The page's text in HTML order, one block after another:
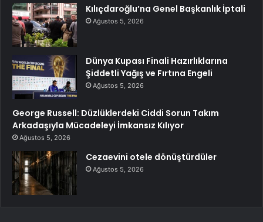
Kılıçdaroğlu’na Genel Başkanlık İptali
Ağustos 5, 2026
Dünya Kupası Finali Hazırlıklarına
Şiddetli Yağış ve Fırtına Engeli
Ağustos 5, 2026
George Russell: Düzlüklerdeki Ciddi Sorun Takım
Arkadaşıyla Mücadeleyi İmkansız Kılıyor
Ağustos 5, 2026
Cezaevini otele dönüştürdüler
Ağustos 5, 2026